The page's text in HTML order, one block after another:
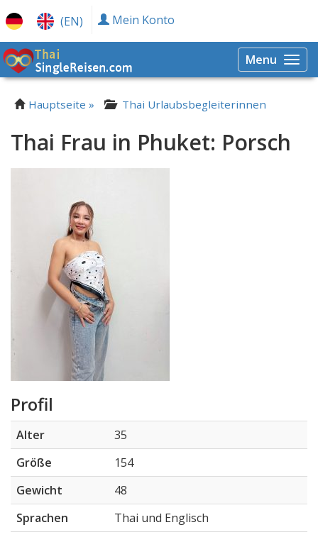
(EN) Mein Konto
Menu
Hauptseite » Thai Urlaubsbegleiterinnen
Thai Frau in Phuket: Porsch
Profil
Alter
35
Größe
154
Gewicht
48
Sprachen
Thai und Englisch